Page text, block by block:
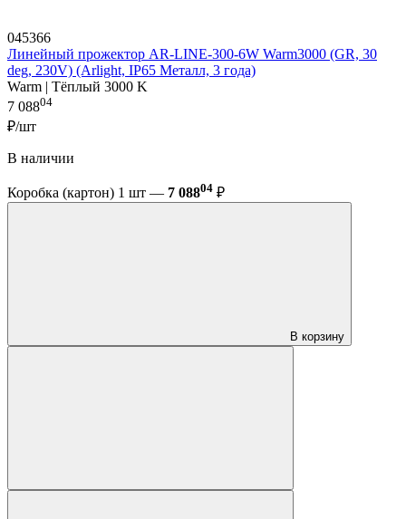
045366
Линейный прожектор AR-LINE-300-6W Warm3000 (GR, 30
deg, 230V) (Arlight, IP65 Металл, 3 года)
Warm | Тёплый 3000 K
7 08804
₽/шт
В наличии
Коробка (картон) 1 шт — 7 08804 ₽
В корзину